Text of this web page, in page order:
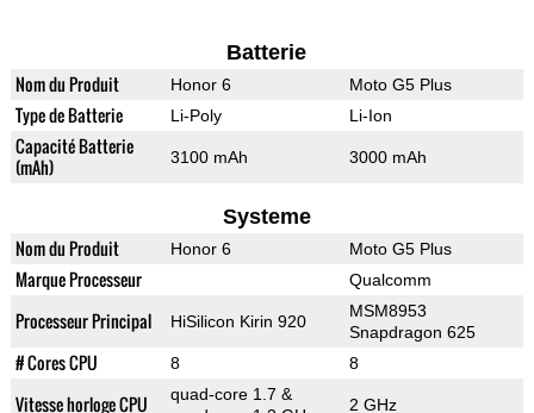
Batterie
Nom du Produit Honor 6 Moto G5 Plus
Type de Batterie Li-Poly Li-Ion
Capacité Batterie
(mAh)
3100 mAh 3000 mAh
Systeme
Nom du Produit Honor 6 Moto G5 Plus
Marque Processeur Qualcomm
Processeur Principal HiSilicon Kirin 920
MSM8953
Snapdragon 625
# Cores CPU 8 8
Vitesse horloge CPU
quad-core 1.7 &
2 GHz